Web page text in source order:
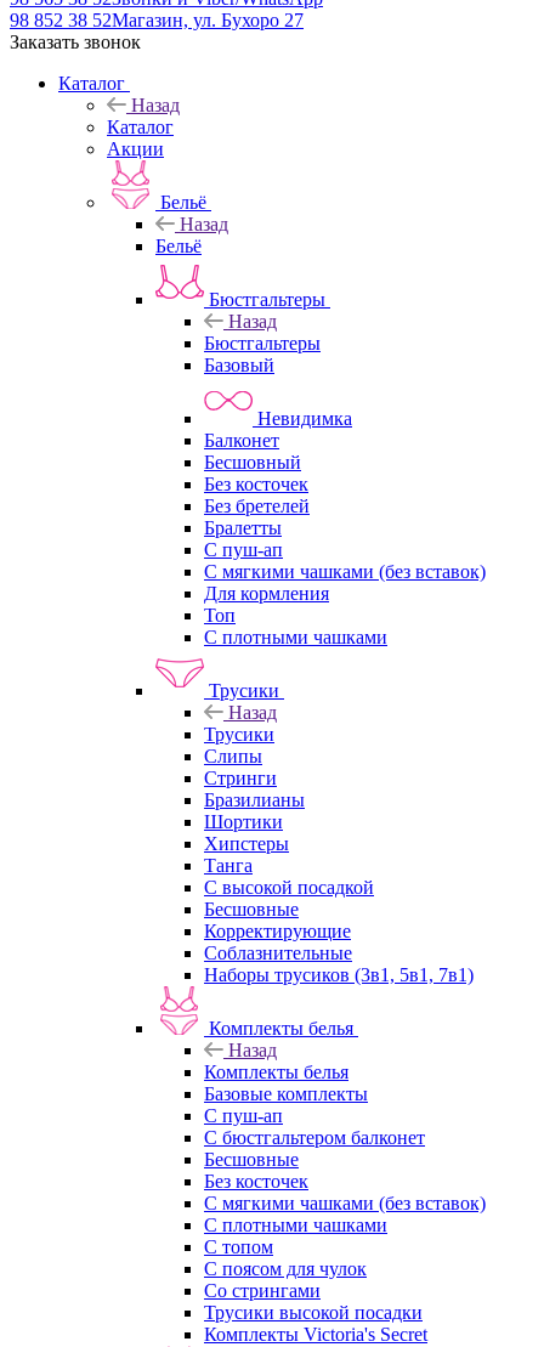
98 852 38 52Магазин, ул. Бухоро 27
Заказать звонок
Каталог
Назад
Каталог
Акции
Бельё
Назад
Бельё
Бюстгальтеры
Назад
Бюстгальтеры
Базовый
Невидимка
Балконет
Бесшовный
Без косточек
Без бретелей
Бралетты
С пуш-ап
С мягкими чашками (без вставок)
Для кормления
Топ
С плотными чашками
Трусики
Назад
Трусики
Слипы
Стринги
Бразилианы
Шортики
Хипстеры
Танга
С высокой посадкой
Бесшовные
Корректирующие
Соблазнительные
Наборы трусиков (3в1, 5в1, 7в1)
Комплекты белья
Назад
Комплекты белья
Базовые комплекты
С пуш-ап
С бюстгальтером балконет
Бесшовные
Без косточек
С мягкими чашками (без вставок)
С плотными чашками
С топом
С поясом для чулок
Со стрингами
Трусики высокой посадки
Комплекты Victoria's Secret